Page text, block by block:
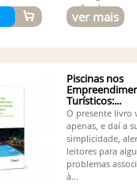
profunda...
ver mais
Piscinas nos
Turísticos:...
O presente livro
apenas, e daí a
simplicidade,
leitores para
problemas
à...